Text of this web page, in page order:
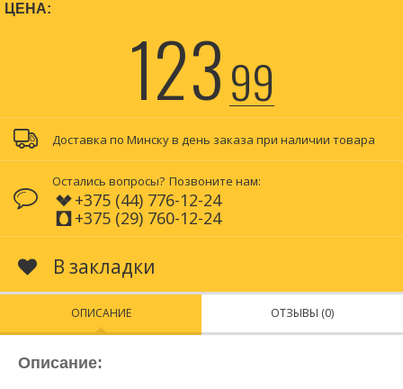
ЦЕНА:
12399
Доставка по Минску в день заказа при наличии товара
Остались вопросы? Позвоните нам:
+375 (44) 776-12-24
+375 (29) 760-12-24
В закладки
ОПИСАНИЕ ОТЗЫВЫ (0)
Описание: